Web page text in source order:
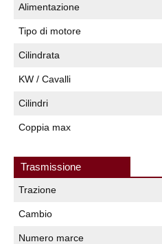
Alimentazione
Tipo di motore
Cilindrata
KW / Cavalli
Cilindri
Coppia max
Trasmissione
Trazione
Cambio
Numero marce